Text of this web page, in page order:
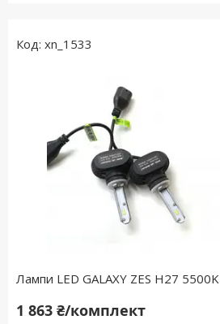
xn_1533
Лампи LED GALAXY ZES H27 5500K
1 863 ₴/комплект